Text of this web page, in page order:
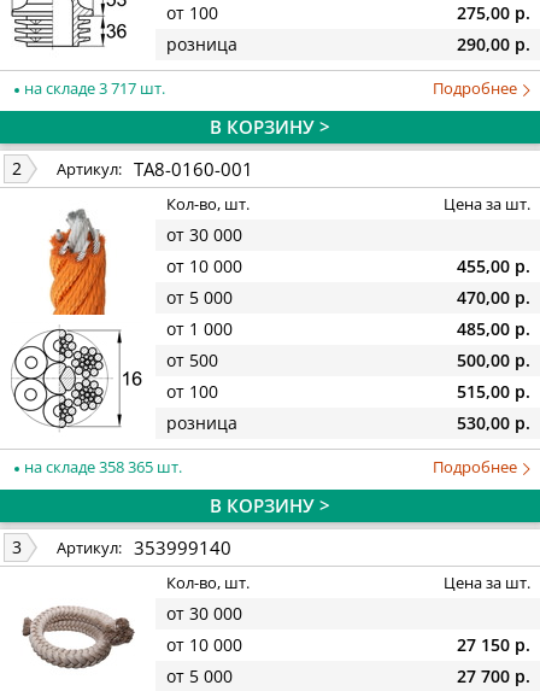
от 100
275,00 р.
розница
290,00 р.
на складе 3 717 шт. Подробнее
В КОРЗИНУ >
2 Артикул: TA8-0160-001
Кол-во, шт. Цена за шт.
от 30 000
от 10 000
455,00 р.
от 5 000
470,00 р.
от 1 000
485,00 р.
от 500
500,00 р.
от 100
515,00 р.
розница
530,00 р.
на складе 358 365 шт. Подробнее
В КОРЗИНУ >
3 Артикул: 353999140
Кол-во, шт. Цена за шт.
от 30 000
от 10 000
27 150 р.
от 5 000
27 700 р.